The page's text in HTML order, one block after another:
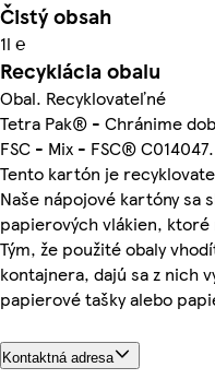
Čistý obsah
1l ℮
Recyklácia obalu
Obal. Recyklovateľné
Tetra Pak® - Chránime
FSC - Mix - FSC® C014047.
Tento kartón je
Naše nápojové kartóny sa
papierových vlákien, ktoré
Tým, že použité obaly
kontajnera, dajú sa z nich
papierové tašky alebo
Kontaktná adresa